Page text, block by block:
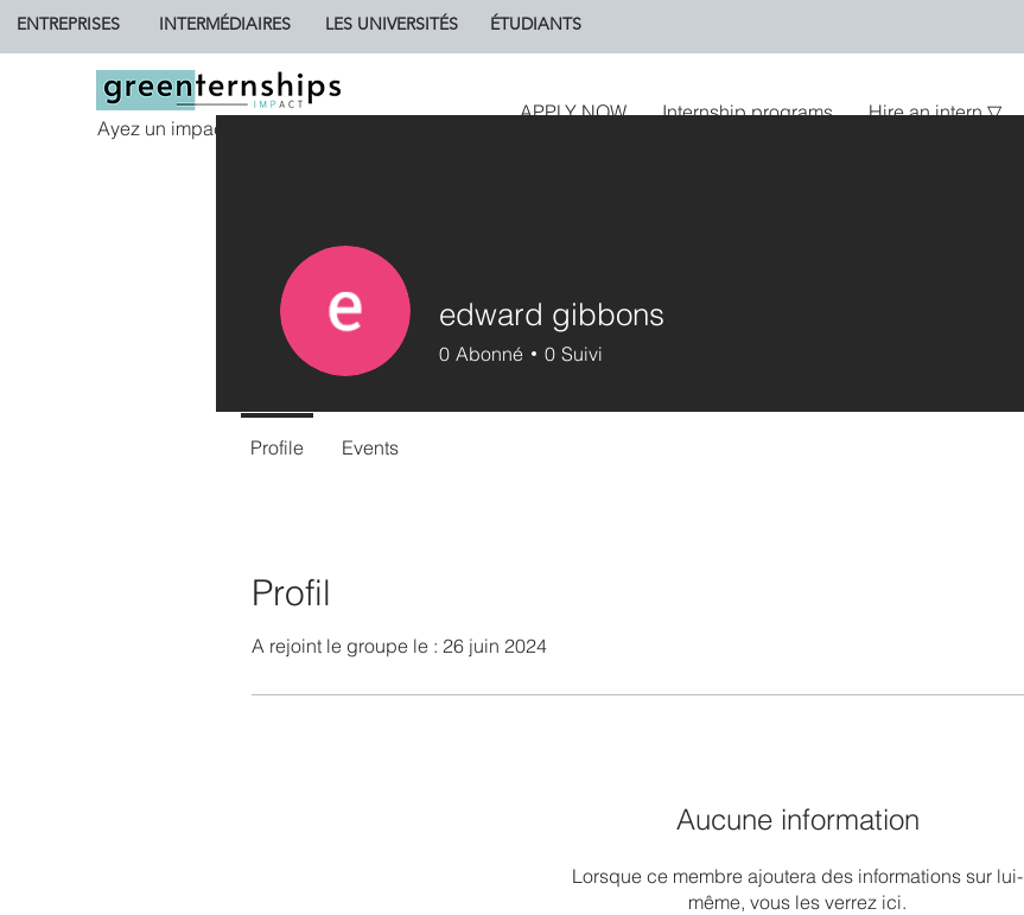
ENTREPRISES INTERMÉDIAIRES LES UNIVERSITÉS ÉTUDIANTS
Ayez un impact.
APPLY NOW Internship programs Hire an intern ▽
Profil
A rejoint le groupe le : 26 juin 2024
Aucune information
Lorsque ce membre ajoutera des informations sur lui-
même, vous les verrez ici.
edward gibbons
0 Abonné 0 Suivi
Profile Events